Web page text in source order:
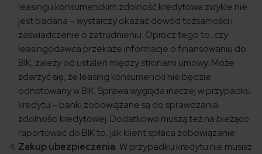
leasingu konsumenckim zdolność kredytowa zwykle nie
jest badana – wystarczy okazać dowód tożsamości i
zaświadczenie o zatrudnieniu. Oprócz tego to, czy
leasingodawca przekaże informacje o finansowaniu do
BIK, zależy od ustaleń między stronami umowy. Może
zdarzyć się, że leasing konsumencki nie będzie
odnotowany w BIK. Sprawa wygląda inaczej w przypadku
kredytu – banki zobowiązane są do sprawdzania
zdolności kredytowej. Dodatkowo muszą też na bieżąco
raportować do BIK to, jak klient spłaca zobowiązanie.
Zakup ubezpieczenia. W przypadku kredytu nie musisz